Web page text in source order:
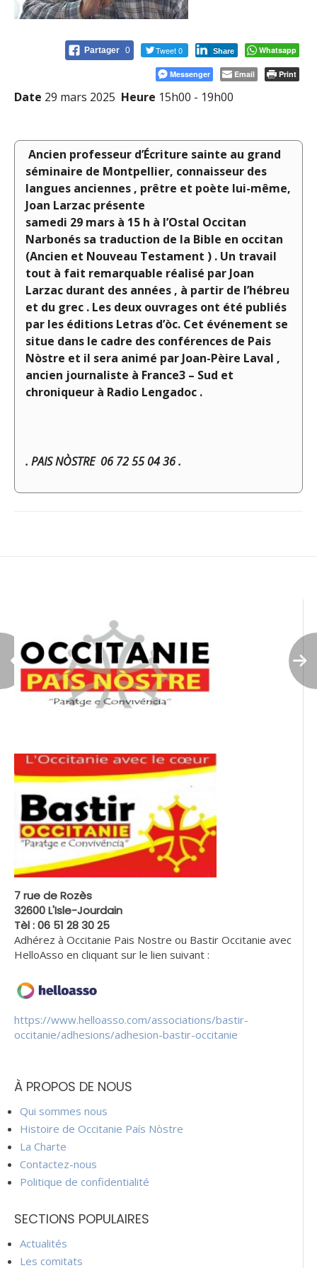
Partager 0 Tweet 0 Share Whatsapp
Messenger Email Print
Date 29 mars 2025 Heure 15h00 - 19h00
Ancien professeur d’Écriture sainte au grand
séminaire de Montpellier, connaisseur des
langues anciennes , prêtre et poète lui-même,
Joan Larzac présente
samedi 29 mars à 15 h à l’Ostal Occitan
Narbonés sa traduction de la Bible en occitan
(Ancien et Nouveau Testament ) . Un travail
tout à fait remarquable réalisé par Joan
Larzac durant des années , à partir de l’hébreu
et du grec . Les deux ouvrages ont été publiés
par les éditions Letras d’òc. Cet événement se
situe dans le cadre des conférences de Pais
Nòstre et il sera animé par Joan-Pèire Laval ,
ancien journaliste à France3 – Sud et
chroniqueur à Radio Lengadoc .
. PAIS NÒSTRE 06 72 55 04 36 .
7 rue de Rozès
32600 L'Isle-Jourdain
Tèl : 06 51 28 30 25
Adhérez à Occitanie Pais Nostre ou Bastir Occitanie avec
HelloAsso en cliquant sur le lien suivant :
https://www.helloasso.com/associations/bastir-
occitanie/adhesions/adhesion-bastir-occitanie
À PROPOS DE NOUS
Qui sommes nous
Histoire de Occitanie País Nòstre
La Charte
Contactez-nous
Politique de confidentialité
SECTIONS POPULAIRES
Actualités
Les comitats